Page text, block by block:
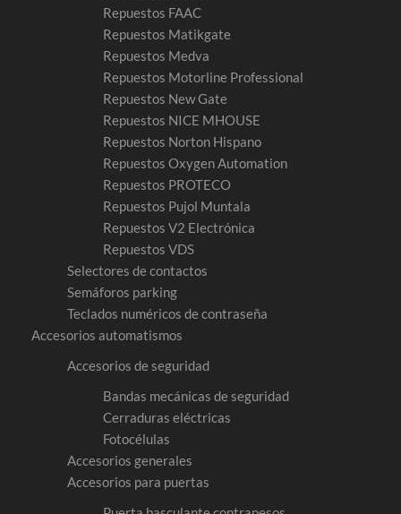
Repuestos FAAC
Repuestos Matikgate
Repuestos Medva
Repuestos Motorline Professional
Repuestos New Gate
Repuestos NICE MHOUSE
Repuestos Norton Hispano
Repuestos Oxygen Automation
Repuestos PROTECO
Repuestos Pujol Muntala
Repuestos V2 Electrónica
Repuestos VDS
Selectores de contactos
Semáforos parking
Teclados numéricos de contraseña
Accesorios automatismos
Accesorios de seguridad
Bandas mecánicas de seguridad
Cerraduras eléctricas
Fotocélulas
Accesorios generales
Accesorios para puertas